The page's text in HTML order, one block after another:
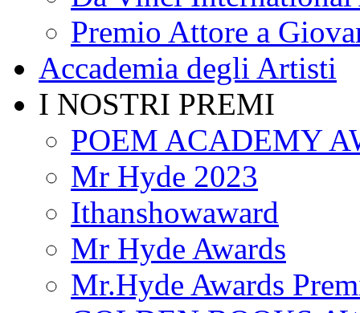
Premio Attore a
Accademia degli Artisti
I NOSTRI PREMI
POEM ACADEMY
Mr Hyde 2023
Ithanshowaward
Mr Hyde Awards
Mr.Hyde Awards